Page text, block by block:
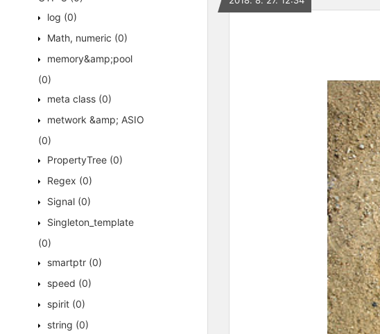
log (0)
Math, numeric (0)
memory&amp;pool
(0)
meta class (0)
metwork &amp; ASIO
(0)
PropertyTree (0)
Regex (0)
Signal (0)
Singleton_template
(0)
smartptr (0)
speed (0)
spirit (0)
string (0)